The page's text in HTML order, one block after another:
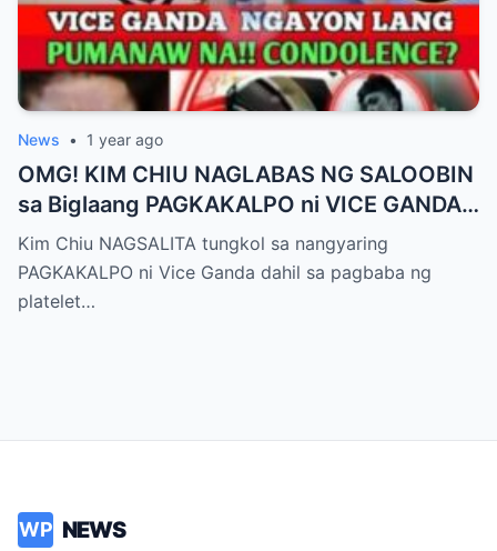
News • 1 year ago
OMG! KIM CHIU NAGLABAS NG SALOOBIN
sa Biglaang PAGKAKALPO ni VICE GANDA
sa “It’s Showtime” — Pagbaba ng Platelet
Count, NAGDULOT ng Matinding Alarma!
Fans Naluha sa Pag-aalala sa Kalagayan ni
Kim Chiu NAGSALITA tungkol sa nangyaring
PAGKAKALPO ni Vice Ganda dahil sa pagbaba ng
platelet…
WP NEWS